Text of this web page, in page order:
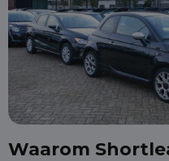
Waarom